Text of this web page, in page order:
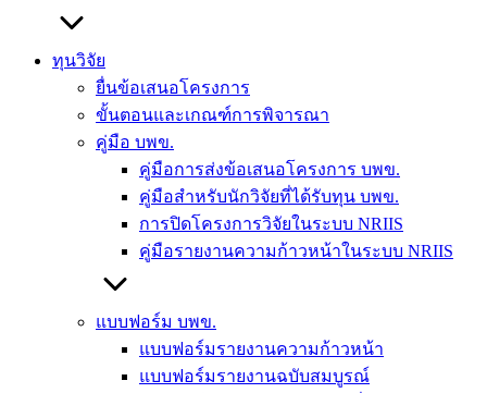
ทุนวิจัย
ยื่นข้อเสนอโครงการ
ขั้นตอนและเกณฑ์การพิจารณา
คู่มือ บพข.
คู่มือการส่งข้อเสนอโครงการ บพข.
คู่มือสำหรับนักวิจัยที่ได้รับทุน บพข.
การปิดโครงการวิจัยในระบบ NRIIS
คู่มือรายงานความก้าวหน้าในระบบ NRIIS
แบบฟอร์ม บพข.
แบบฟอร์มรายงานความก้าวหน้า
แบบฟอร์มรายงานฉบับสมบูรณ์